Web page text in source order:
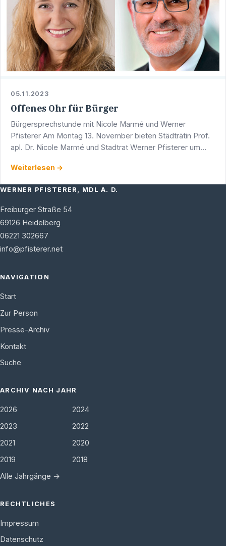
05.11.2023
Offenes Ohr für Bürger
Bürgersprechstunde mit Nicole Marmé und Werner
Pfisterer Am Montag 13. November bieten Städträtin Prof.
apl. Dr. Nicole Marmé und Stadtrat Werner Pfisterer um
…
Weiterlesen →
WERNER PFISTERER, MDL A. D.
Freiburger Straße 54
69126 Heidelberg
06221 302667
info@pfisterer.net
NAVIGATION
Start
Zur Person
Presse-Archiv
Kontakt
Suche
ARCHIV NACH JAHR
2026
2024
2023
2022
2021
2020
2019
2018
Alle Jahrgänge →
RECHTLICHES
Impressum
Datenschutz